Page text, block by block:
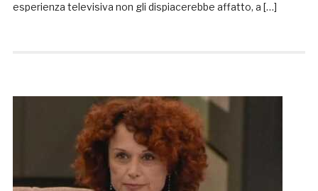
esperienza televisiva non gli dispiacerebbe affatto, a […]